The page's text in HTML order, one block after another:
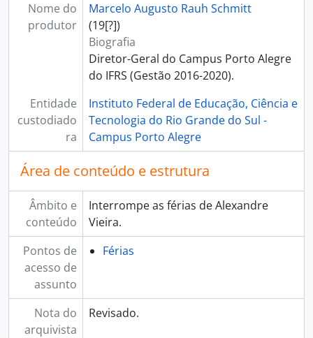
Nome do
produtor
Marcelo Augusto Rauh Schmitt
(19[?])
Biografia
Diretor-Geral do Campus Porto Alegre
do IFRS (Gestão 2016-2020).
Entidade
custodiado
ra
Instituto Federal de Educação, Ciência e
Tecnologia do Rio Grande do Sul -
Campus Porto Alegre
Área de conteúdo e estrutura
Âmbito e
conteúdo
Interrompe as férias de Alexandre
Vieira.
Pontos de
acesso de
assunto
Férias
Nota do
arquivista
Revisado.